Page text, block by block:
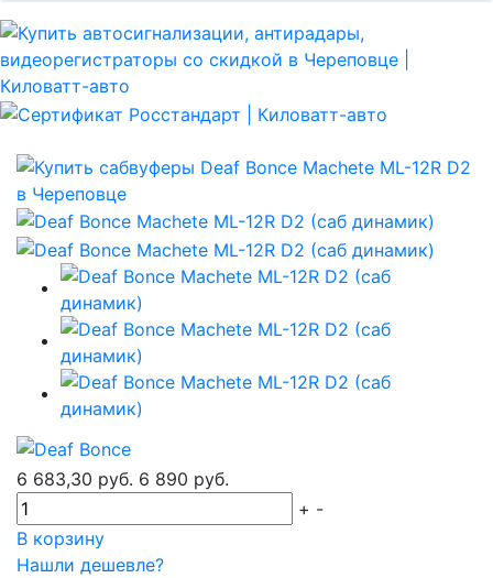
6 683,30 руб. 6 890 руб.
+ -
В корзину
Нашли дешевле?